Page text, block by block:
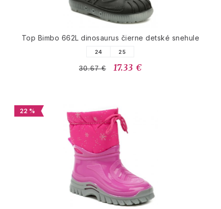
Top Bimbo 662L dinosaurus čierne detské snehule
24 25
30.67 € 17.33 €
22 %